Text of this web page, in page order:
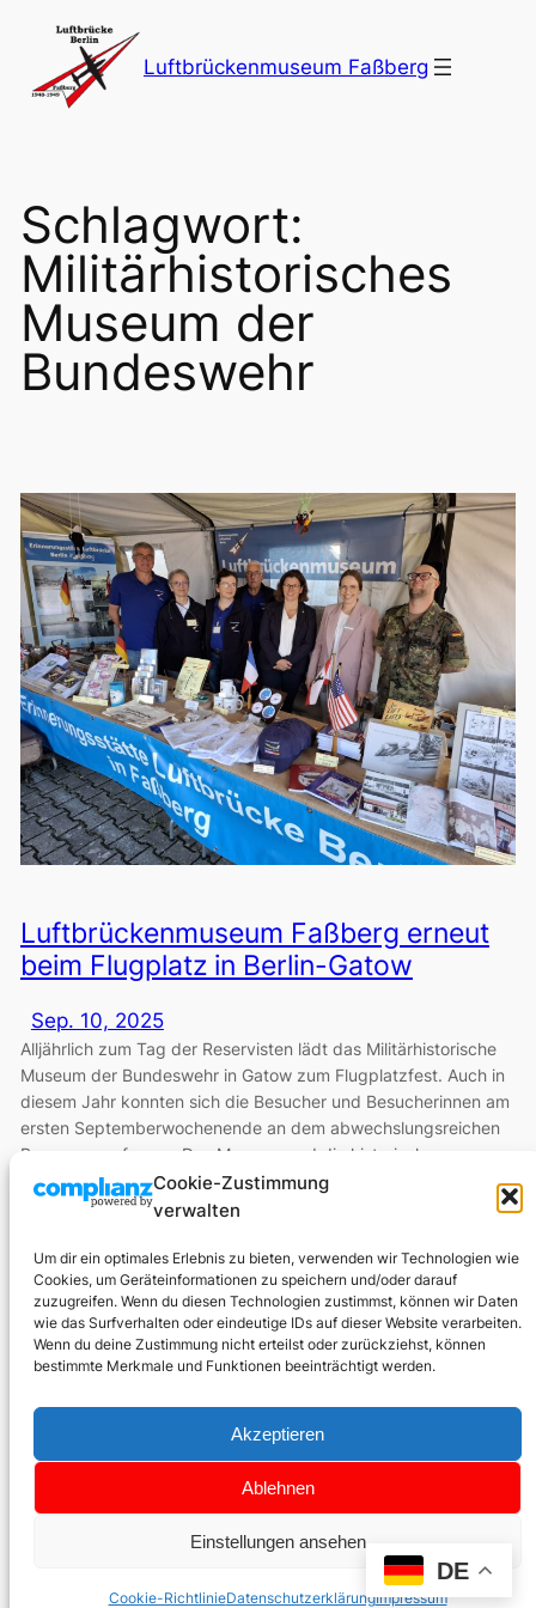
Cookie-Zustimmung
verwalten
Um dir ein optimales Erlebnis zu bieten, verwenden wir Technologien wie
Cookies, um Geräteinformationen zu speichern und/oder darauf
zuzugreifen. Wenn du diesen Technologien zustimmst, können wir Daten
wie das Surfverhalten oder eindeutige IDs auf dieser Website verarbeiten.
Wenn du deine Zustimmung nicht erteilst oder zurückziehst, können
bestimmte Merkmale und Funktionen beeinträchtigt werden.
Akzeptieren
Ablehnen
Einstellungen ansehen
Cookie-RichtlinieDatenschutzerklärungImpressum
springen
Luftbrückenmuseum Faßberg
Schlagwort:
Militärhistorisches
Museum der
Bundeswehr
Luftbrückenmuseum Faßberg erneut
beim Flugplatz in Berlin-Gatow
Sep. 10, 2025
Alljährlich zum Tag der Reservisten lädt das Militärhistorische
Museum der Bundeswehr in Gatow zum Flugplatzfest. Auch in
diesem Jahr konnten sich die Besucher und Besucherinnen am
ersten Septemberwochenende an dem abwechslungsreichen
Programm erfreuen. Das Museum und die historischen
Flugzeuge waren für neugierige Blicke geöffnet. Darüber
hinaus nutzten viele Vereine, Institutionen und Organisationen
Datenschutz
Datenschutz
Kontakt
Link zu Facebook Link zu InstagramLink zu Youtube Link zu Google
DE